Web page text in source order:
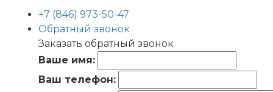
+7 (846) 973-50-47
Обратный звонок
Заказать обратный звонок
Ваше имя:
Ваш телефон: